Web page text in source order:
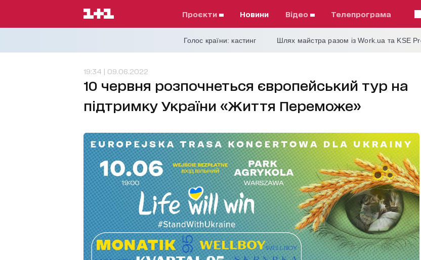
проєкти Новини відео телепрограма
Голос країни: кастинг Шлях майстра разом із Work.ua та KSE
19:34 | 09.06.2022
10 червня розпочнеться європейський тур на
підтримку України «Життя Переможе»